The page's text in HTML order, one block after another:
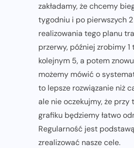
zakładamy, że chcemy
tygodniu i po pierwszych
realizowania tego planu
przerwy, później zrobimy
kolejnym 5, a potem
możemy mówić o
to lepsze rozwiązanie niż
ale nie oczekujmy, że
grafiku będziemy łatwo
Regularność jest
zrealizować nasze cele.